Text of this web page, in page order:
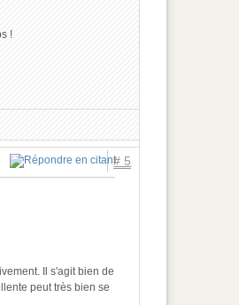
!
# 5
Il s'agit bien de
peut très bien se